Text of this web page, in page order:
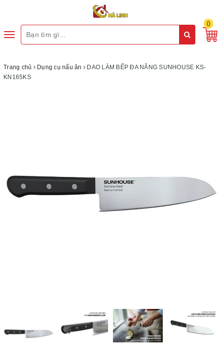
Toggle
0
Trang chủ Dụng cụ nấu ăn
DAO LÀM BẾP ĐA NĂNG SUNHOUSE KS-
KN165KS